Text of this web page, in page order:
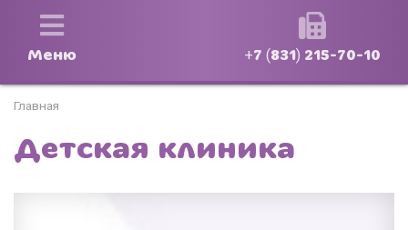
Меню +7 (831) 215-70-10
Главная
Детская клиника